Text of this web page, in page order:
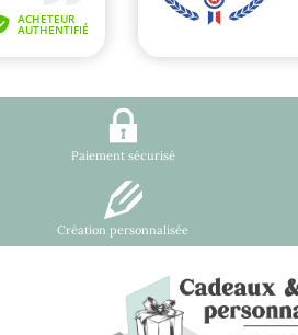
Paiement sécurisé
Création personnalisée